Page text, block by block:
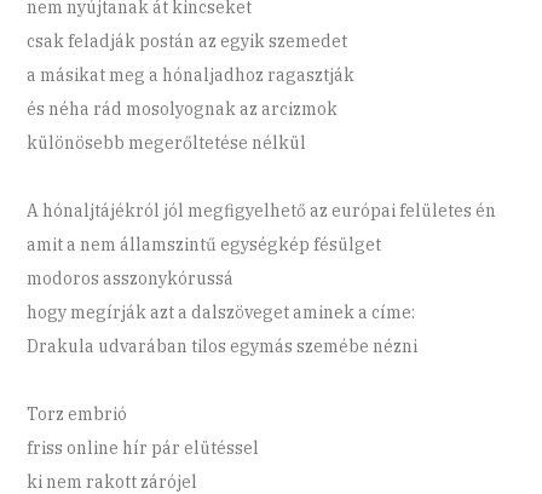
nem nyújtanak át kincseket
csak feladják postán az egyik szemedet
a másikat meg a hónaljadhoz ragasztják
és néha rád mosolyognak az arcizmok
különösebb megerőltetése nélkül
A hónaljtájékról jól megfigyelhető az európai felületes én
amit a nem államszintű egységkép fésülget
modoros asszonykórussá
hogy megírják azt a dalszöveget aminek a címe:
Drakula udvarában tilos egymás szemébe nézni
Torz embrió
friss online hír pár elütéssel
ki nem rakott zárójel